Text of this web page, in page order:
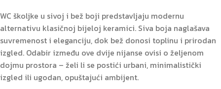
WC školjke u sivoj i bež boji predstavljaju modernu
alternativu klasičnoj bijeloj keramici. Siva boja naglašava
suvremenost i eleganciju, dok bež donosi toplinu i prirodan
izgled. Odabir između ove dvije nijanse ovisi o željenom
dojmu prostora – želi li se postići urbani, minimalistički
izgled ili ugodan, opuštajući ambijent.